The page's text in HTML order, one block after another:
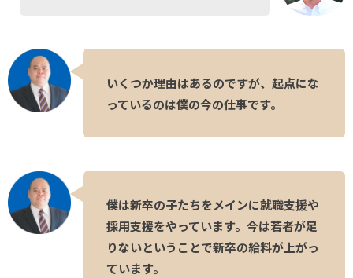
いくつか理由はあるのですが、起点にな
っているのは僕の今の仕事です。
僕は新卒の子たちをメインに就職支援や
採用支援をやっています。今は若者が足
りないということで新卒の給料が上がっ
ています。